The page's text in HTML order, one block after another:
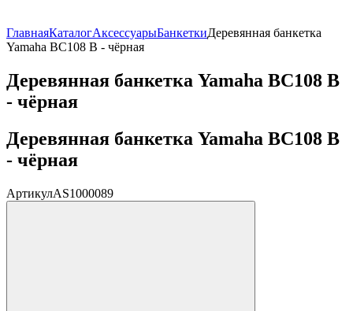
ГлавнаяКаталогАксессуарыБанкеткиДеревянная банкетка
Yamaha BC108 B - чёрная
Деревянная банкетка Yamaha BC108 B
- чёрная
Деревянная банкетка Yamaha BC108 B
- чёрная
АртикулAS1000089